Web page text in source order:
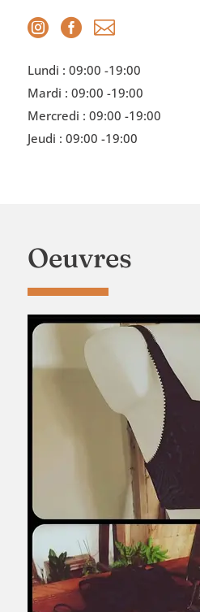
  
Lundi : 09:00 -19:00
Mardi : 09:00 -19:00
Mercredi : 09:00 -19:00
Jeudi : 09:00 -19:00
Oeuvres